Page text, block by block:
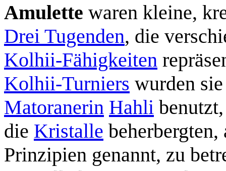
Amulette waren kleine,
Drei Tugenden, die
Kolhii-Fähigkeiten
Kolhii-Turniers wurden
Matoranerin Hahli
die Kristalle beherbergten,
Prinzipien genannt, zu